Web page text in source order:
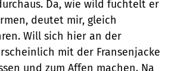
Da, wie wild fuchtelt er
deutet mir, gleich
Will sich hier an der
mit der Fransenjacke
und zum Affen machen. Na